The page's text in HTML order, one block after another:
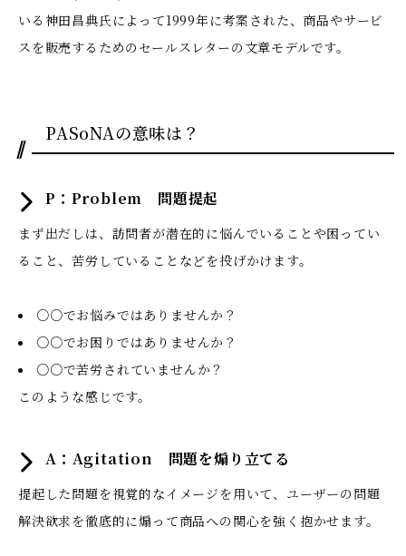
いる神田昌典氏によって1999年に考案された、商品やサービ
スを販売するためのセールスレターの文章モデルです。
PASoNAの意味は？
P：Problem 問題提起
まず出だしは、訪問者が潜在的に悩んでいることや困ってい
ること、苦労していることなどを投げかけます。
○○でお悩みではありませんか？
○○でお困りではありませんか？
○○で苦労されていませんか？
このような感じです。
A：Agitation 問題を煽り立てる
提起した問題を視覚的なイメージを用いて、ユーザーの問題
解決欲求を徹底的に煽って商品への関心を強く抱かせます。